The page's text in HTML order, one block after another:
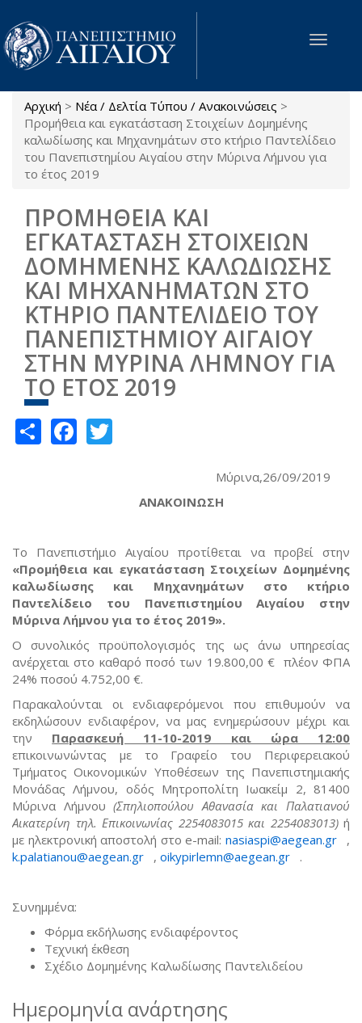
Παράκαμψη προς το κυρίως περιεχόμενο
Toggle
Είστε εδώ
Αρχική > Νέα / Δελτία Τύπου / Ανακοινώσεις >
Προμήθεια και εγκατάσταση Στοιχείων Δομημένης
καλωδίωσης και Μηχανημάτων στο κτήριο Παντελίδειο
του Πανεπιστημίου Αιγαίου στην Μύρινα Λήμνου για
το έτος 2019
ΠΡΟΜΗΘΕΙΑ ΚΑΙ
ΕΓΚΑΤΑΣΤΑΣΗ ΣΤΟΙΧΕΙΩΝ
ΔΟΜΗΜΕΝΗΣ ΚΑΛΩΔΙΩΣΗΣ
ΚΑΙ ΜΗΧΑΝΗΜΑΤΩΝ ΣΤΟ
ΚΤΗΡΙΟ ΠΑΝΤΕΛΙΔΕΙΟ ΤΟΥ
ΠΑΝΕΠΙΣΤΗΜΙΟΥ ΑΙΓΑΙΟΥ
ΣΤΗΝ ΜΥΡΙΝΑ ΛΗΜΝΟΥ ΓΙΑ
ΤΟ ΕΤΟΣ 2019
ShareFacebook
Μύρινα,26/09/2019
ΑΝΑΚΟΙΝΩΣΗ
Το Πανεπιστήμιο Αιγαίου προτίθεται να προβεί στην
«Προμήθεια και εγκατάσταση Στοιχείων Δομημένης
καλωδίωσης και Μηχανημάτων στο κτήριο
Παντελίδειο του Πανεπιστημίου Αιγαίου στην
Μύρινα Λήμνου για το έτος 2019».
Ο συνολικός προϋπολογισμός της ως άνω υπηρεσίας
ανέρχεται στο καθαρό ποσό των 19.800,00 € πλέον ΦΠΑ
24% ποσού 4.752,00 €.
Παρακαλούνται οι ενδιαφερόμενοι που επιθυμούν να
εκδηλώσουν ενδιαφέρον, να μας ενημερώσουν μέχρι και
την
Παρασκευή 11-10-2019 και ώρα 12:00
επικοινωνώντας με το Γραφείο του Περιφερειακού
Τμήματος Οικονομικών Υποθέσεων της Πανεπιστημιακής
Μονάδας Λήμνου, οδός Μητροπολίτη Ιωακείμ 2, 81400
Μύρινα Λήμνου (Σπηλιοπούλου Αθανασία και Παλατιανού
Αικατερίνη τηλ. Επικοινωνίας 2254083015 και 2254083013)ή
με ηλεκτρονική αποστολή στο e-mail: nasiaspi@aegean.gr (link,
k.palatianou@aegean.gr (link sends e-mail)
, oikypirlemn@aegean.gr (link sends
.
Συνημμένα:
Φόρμα εκδήλωσης ενδιαφέροντος
Τεχνική έκθεση
Σχέδιο Δομημένης Καλωδίωσης Παντελιδείου
Ημερομηνία ανάρτησης